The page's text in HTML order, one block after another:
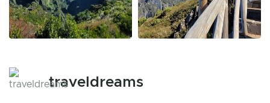
traveldreams